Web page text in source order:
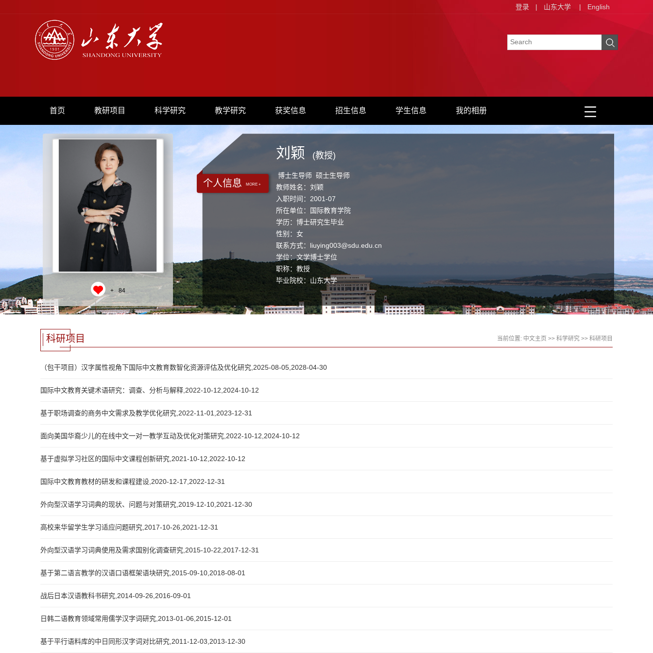
登录 | 山东大学 | English
首页 教研项目 科学研究 教学研究 获奖信息 招生信息 学生信息 我的相册
+ 84
个人信息 MORE +
刘颖 (教授)
博士生导师 硕士生导师
教师姓名：刘颖
入职时间：2001-07
所在单位：国际教育学院
学历：博士研究生毕业
性别：女
联系方式： liuying003@sdu.edu.cn
学位：文学博士学位
职称：教授
毕业院校：山东大学
科研项目 当前位置: 中文主页 >> 科学研究 >> 科研项目
（包干项目）汉字属性视角下国际中文教育数智化资源评估及优化研究,2025-08-05,2028-04-30
国际中文教育关键术语研究：调查、分析与解释,2022-10-12,2024-10-12
基于职场调查的商务中文需求及教学优化研究,2022-11-01,2023-12-31
面向美国华裔少儿的在线中文一对一教学互动及优化对策研究,2022-10-12,2024-10-12
基于虚拟学习社区的国际中文课程创新研究,2021-10-12,2022-10-12
国际中文教育教材的研发和课程建设,2020-12-17,2022-12-31
外向型汉语学习词典的现状、问题与对策研究,2019-12-10,2021-12-30
高校来华留学生学习适应问题研究,2017-10-26,2021-12-31
外向型汉语学习词典使用及需求国别化调查研究,2015-10-22,2017-12-31
基于第二语言教学的汉语口语框架语块研究,2015-09-10,2018-08-01
战后日本汉语教科书研究,2014-09-26,2016-09-01
日韩二语教育领域常用儒学汉字词研究,2013-01-06,2015-12-01
基于平行语料库的中日同形汉字词对比研究,2011-12-03,2013-12-30